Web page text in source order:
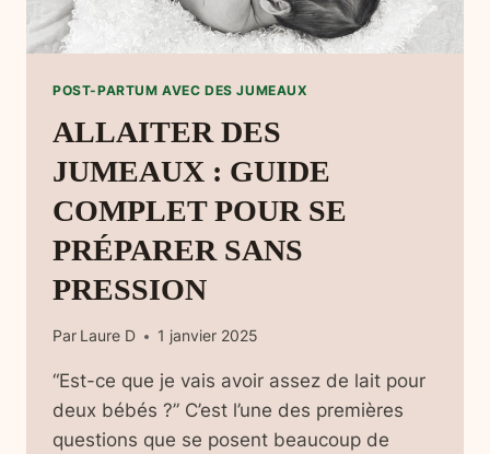
POST-PARTUM AVEC DES JUMEAUX
ALLAITER DES
JUMEAUX : GUIDE
COMPLET POUR SE
PRÉPARER SANS
PRESSION
Par Laure D 1 janvier 2025
“Est-ce que je vais avoir assez de lait pour
deux bébés ?” C’est l’une des premières
questions que se posent beaucoup de